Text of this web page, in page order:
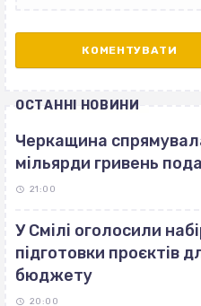
ОСТАННІ НОВИНИ
Черкащина
мільярди гривень
21:00
У Смілі оголосили
підготовки проєктів
бюджету
20:00